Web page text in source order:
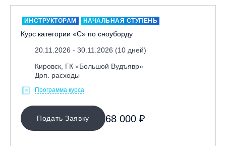
ИНСТРУКТОРАМ НАЧАЛЬНАЯ СТУПЕНЬ
Курс категории «С» по сноуборду
20.11.2026 - 30.11.2026 (10 дней)
Кировск, ГК «Большой Вудъявр»
Доп. расходы
Программа курса
Подать Заявку 68 000 ₽